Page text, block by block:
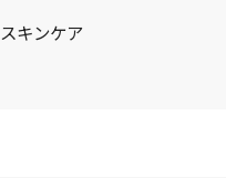
スキンケア